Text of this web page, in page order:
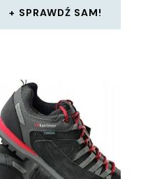
SPRAWDŹ SAM!